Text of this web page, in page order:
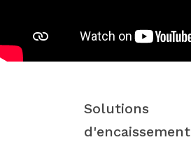
Solutions
d'encaissement